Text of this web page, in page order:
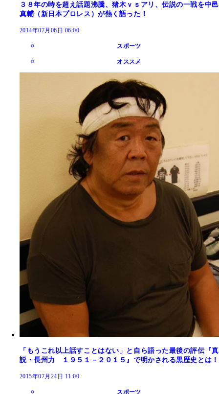
３８年の時を超え話題沸騰、猪木ｖｓアリ、伝説の一戦を中邑
真輔（新日本プロレス）が熱く語った！
2014年07月06日 06:00
スポーツ
オススメ
「もうこれ以上話すことはない」と自ら語った最後の評伝『真
説・長州力 １９５１－２０１５』で明かされる黒歴史とは！
2015年07月24日 11:00
スポーツ